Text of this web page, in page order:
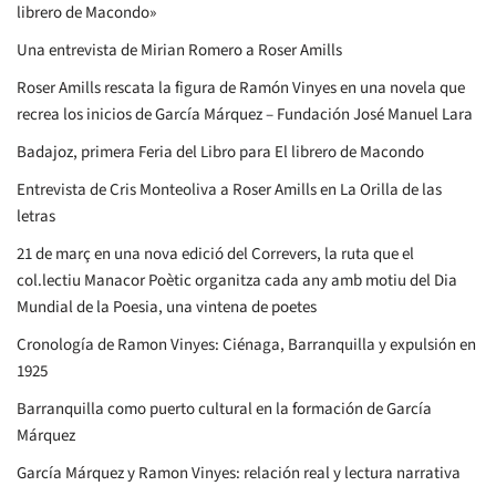
librero de Macondo»
Una entrevista de Mirian Romero a Roser Amills
Roser Amills rescata la figura de Ramón Vinyes en una novela que
recrea los inicios de García Márquez – Fundación José Manuel Lara
Badajoz, primera Feria del Libro para El librero de Macondo
Entrevista de Cris Monteoliva a Roser Amills en La Orilla de las
letras
21 de març en una nova edició del Correvers, la ruta que el
col.lectiu Manacor Poètic organitza cada any amb motiu del Dia
Mundial de la Poesia, una vintena de poetes
Cronología de Ramon Vinyes: Ciénaga, Barranquilla y expulsión en
1925
Barranquilla como puerto cultural en la formación de García
Márquez
García Márquez y Ramon Vinyes: relación real y lectura narrativa